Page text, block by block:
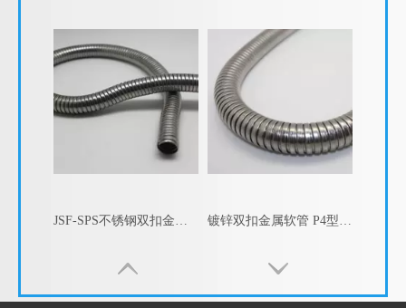
JSF-SPS不锈钢双扣金属软管 P4型不锈钢双扣软管 双扣电线保护软管 镀锌双扣金属软管 P4型双扣镀锌软管 双扣电线保护软管